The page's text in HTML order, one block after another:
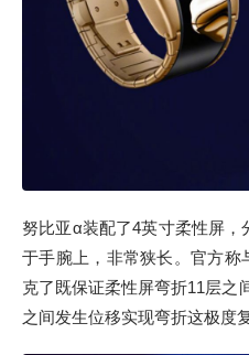
努比亚α装配了4英寸柔性屏，
于手腕上，非常狭长。官方称
克了既保证柔性屏弯折11层之
之间发生位移实现弯折这极度